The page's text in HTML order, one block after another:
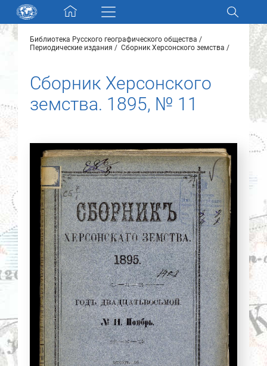
Skip navigation
Разделы и коллекции
Электронный каталог
Новости
О нас
Контакты
Партнеры
Найти
Библиотека Русского географического общества
Периодические издания
Сборник Херсонского земства
Сборник Херсонского
земства. 1895, № 11